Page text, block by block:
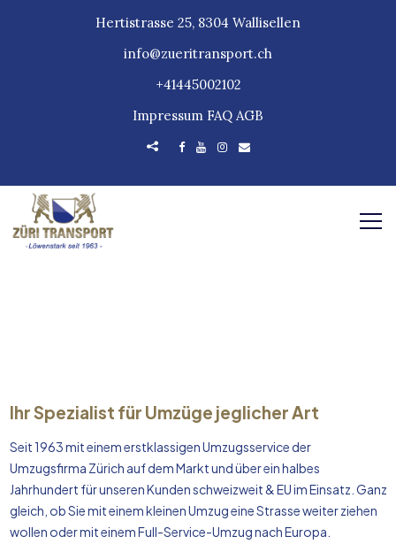
Hertistrasse 25, 8304 Wallisellen
info@zueritransport.ch
+41445002102
Impressum FAQ AGB
Ihr Spezialist für Umzüge jeglicher Art
Seit 1963 mit einem erstklassigen Umzugsservice der
Umzugsfirma Zürich auf dem Markt und über ein halbes
Jahrhundert für unseren Kunden schweizweit & EU im Einsatz. Ganz
gleich, ob Sie mit einem kleinen Umzug eine Strasse weiter ziehen
wollen oder mit einem Full-Service-Umzug nachEuropa